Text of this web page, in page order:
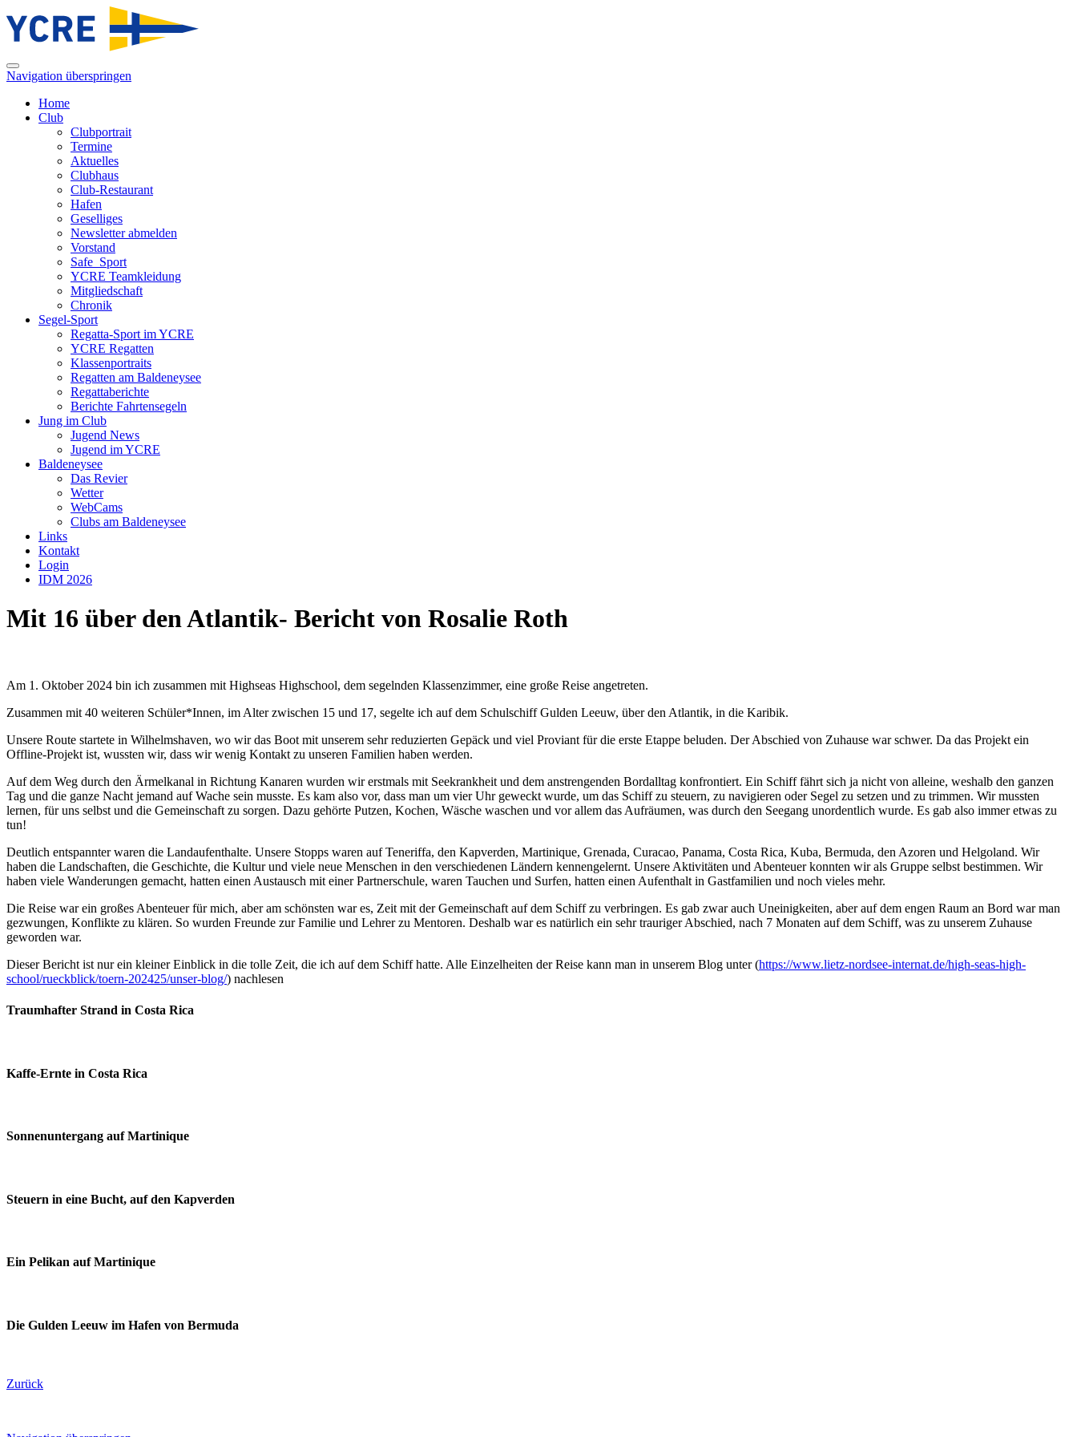
Navigation überspringen
Home
Club
Clubportrait
Termine
Aktuelles
Clubhaus
Club-Restaurant
Hafen
Geselliges
Newsletter abmelden
Vorstand
Safe_Sport
YCRE Teamkleidung
Mitgliedschaft
Chronik
Segel-Sport
Regatta-Sport im YCRE
YCRE Regatten
Klassenportraits
Regatten am Baldeneysee
Regattaberichte
Berichte Fahrtensegeln
Jung im Club
Jugend News
Jugend im YCRE
Baldeneysee
Das Revier
Wetter
WebCams
Clubs am Baldeneysee
Links
Kontakt
Login
IDM 2026
Mit 16 über den Atlantik- Bericht von Rosalie Roth
Am 1. Oktober 2024 bin ich zusammen mit Highseas Highschool, dem segelnden Klassenzimmer, eine große Reise angetreten.
Zusammen mit 40 weiteren Schüler*Innen, im Alter zwischen 15 und 17, segelte ich auf dem Schulschiff Gulden Leeuw, über den Atlantik, in die Karibik.
Unsere Route startete in Wilhelmshaven, wo wir das Boot mit unserem sehr reduzierten Gepäck und viel Proviant für die erste Etappe beluden. Der Abschied von Zuhause war schwer. Da das Projekt ein
Offline-Projekt ist, wussten wir, dass wir wenig Kontakt zu unseren Familien haben werden.
Auf dem Weg durch den Ärmelkanal in Richtung Kanaren wurden wir erstmals mit Seekrankheit und dem anstrengenden Bordalltag konfrontiert. Ein Schiff fährt sich ja nicht von alleine, weshalb den ganzen
Tag und die ganze Nacht jemand auf Wache sein musste. Es kam also vor, dass man um vier Uhr geweckt wurde, um das Schiff zu steuern, zu navigieren oder Segel zu setzen und zu trimmen. Wir mussten
lernen, für uns selbst und die Gemeinschaft zu sorgen. Dazu gehörte Putzen, Kochen, Wäsche waschen und vor allem das Aufräumen, was durch den Seegang unordentlich wurde. Es gab also immer etwas zu
tun!
Deutlich entspannter waren die Landaufenthalte. Unsere Stopps waren auf Teneriffa, den Kapverden, Martinique, Grenada, Curacao, Panama, Costa Rica, Kuba, Bermuda, den Azoren und Helgoland. Wir
haben die Landschaften, die Geschichte, die Kultur und viele neue Menschen in den verschiedenen Ländern kennengelernt. Unsere Aktivitäten und Abenteuer konnten wir als Gruppe selbst bestimmen. Wir
haben viele Wanderungen gemacht, hatten einen Austausch mit einer Partnerschule, waren Tauchen und Surfen, hatten einen Aufenthalt in Gastfamilien und noch vieles mehr.
Die Reise war ein großes Abenteuer für mich, aber am schönsten war es, Zeit mit der Gemeinschaft auf dem Schiff zu verbringen. Es gab zwar auch Uneinigkeiten, aber auf dem engen Raum an Bord war man
gezwungen, Konflikte zu klären. So wurden Freunde zur Familie und Lehrer zu Mentoren. Deshalb war es natürlich ein sehr trauriger Abschied, nach 7 Monaten auf dem Schiff, was zu unserem Zuhause
geworden war.
Dieser Bericht ist nur ein kleiner Einblick in die tolle Zeit, die ich auf dem Schiff hatte. Alle Einzelheiten der Reise kann man in unserem Blog unter (https://www.lietz-nordsee-internat.de/high-seas-high-
school/rueckblick/toern-202425/unser-blog/) nachlesen
Traumhafter Strand in Costa Rica
Kaffe-Ernte in Costa Rica
Sonnenuntergang auf Martinique
Steuern in eine Bucht, auf den Kapverden
Ein Pelikan auf Martinique
Die Gulden Leeuw im Hafen von Bermuda
Zurück